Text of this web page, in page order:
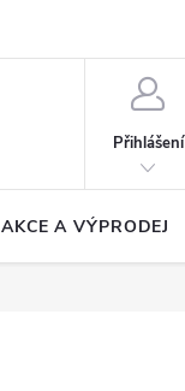
Přihlášení
AKCE A VÝPRODEJ